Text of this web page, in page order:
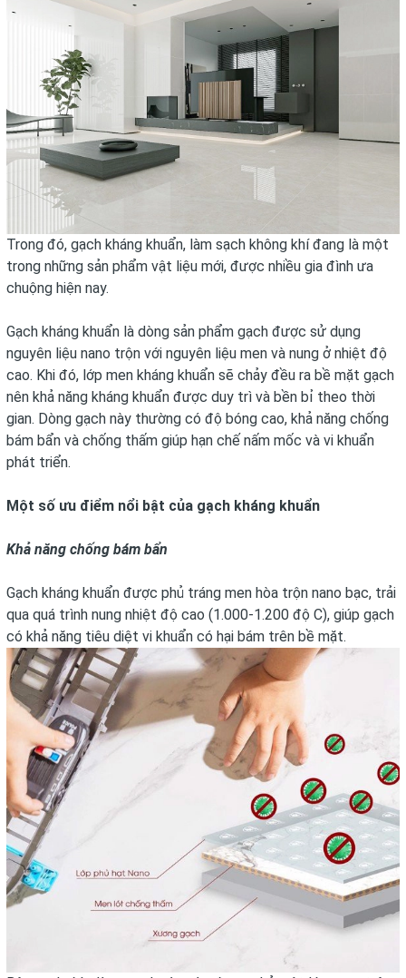
Trong đó, gạch kháng khuẩn, làm sạch không khí đang là một
trong những sản phẩm vật liệu mới, được nhiều gia đình ưa
chuộng hiện nay.
Gạch kháng khuẩn là dòng sản phẩm gạch được sử dụng
nguyên liệu nano trộn với nguyên liệu men và nung ở nhiệt độ
cao. Khi đó, lớp men kháng khuẩn sẽ chảy đều ra bề mặt gạch
nên khả năng kháng khuẩn được duy trì và bền bỉ theo thời
gian. Dòng gạch này thường có độ bóng cao, khả năng chống
bám bẩn và chống thấm giúp hạn chế nấm mốc và vi khuẩn
phát triển.
Một số ưu điểm nổi bật của gạch kháng khuẩn
Khả năng chống bám bẩn
Gạch kháng khuẩn được phủ tráng men hòa trộn nano bạc, trải
qua quá trình nung nhiệt độ cao (1.000-1.200 độ C), giúp gạch
có khả năng tiêu diệt vi khuẩn có hại bám trên bề mặt.